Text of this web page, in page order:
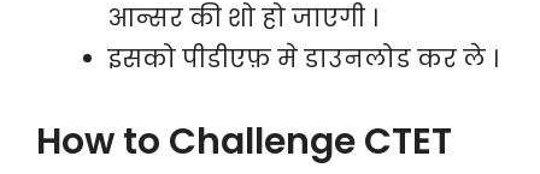
आन्सर की शो हो जाएगी ।
इसको पीडीएफ़ मे डाउनलोड कर ले ।
How to Challenge CTET